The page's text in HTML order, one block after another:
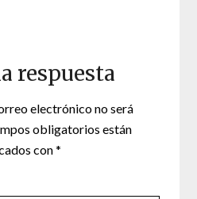
respuesta
electrónico no será
obligatorios están
con*